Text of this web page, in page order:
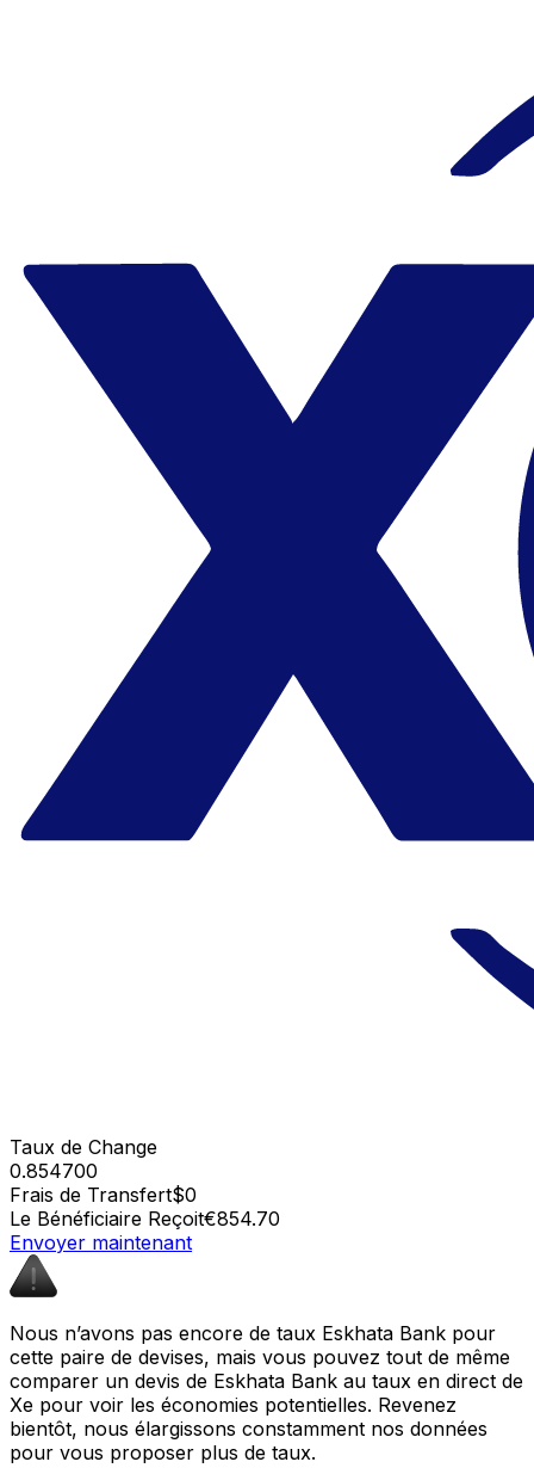
Taux de Change
0.854700
Frais de Transfert$0
Le Bénéficiaire Reçoit€854.70
Envoyer maintenant
Nous n’avons pas encore de taux Eskhata Bank pour
cette paire de devises, mais vous pouvez tout de même
comparer un devis de Eskhata Bank au taux en direct de
Xe pour voir les économies potentielles. Revenez
bientôt, nous élargissons constamment nos données
pour vous proposer plus de taux.